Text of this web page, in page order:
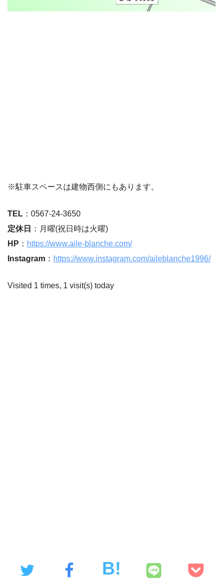
※駐車スペースは建物西側にもあります。
TEL ：0567-24-3650
定休日
：月曜(祝日時は火曜)
HP ： https://www.aile-blanche.com/
Instagram ： https://www.instagram.com/aileblanche1996/
Visited 1 times, 1 visit(s) today